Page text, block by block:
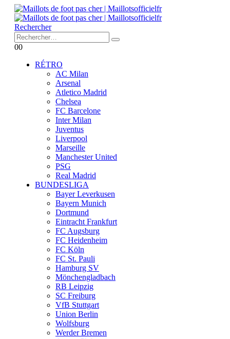
Rechercher
00
RÉTRO
AC Milan
Arsenal
Atletico Madrid
Chelsea
FC Barcelone
Inter Milan
Juventus
Liverpool
Marseille
Manchester United
PSG
Real Madrid
BUNDESLIGA
Bayer Leverkusen
Bayern Munich
Dortmund
Eintracht Frankfurt
FC Augsburg
FC Heidenheim
FC Köln
FC St. Pauli
Hamburg SV
Mönchengladbach
RB Leipzig
SC Freiburg
VfB Stuttgart
Union Berlin
Wolfsburg
Werder Bremen